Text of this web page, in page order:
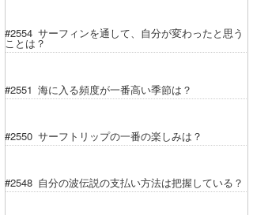
#2554 サーフィンを通して、自分が変わったと思う
ことは？
#2551 海に入る頻度が一番高い季節は？
#2550 サーフトリップの一番の楽しみは？
#2548 自分の波伝説の支払い方法は把握している？